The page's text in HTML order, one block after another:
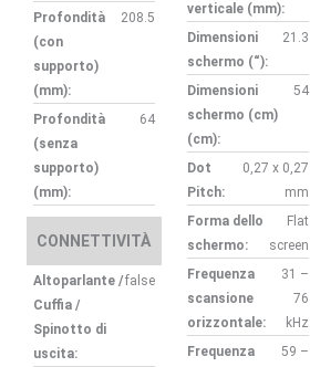
Profondità
(con
supporto)
(mm):
208.5
Profondità
(senza
supporto)
(mm):
64
CONNETTIVITÀ
Altoparlante /
Cuffia /
Spinotto di
uscita:
false
verticale (mm):
Dimensioni
schermo (“):
21.3
Dimensioni
schermo (cm)
(cm):
54
Dot
Pitch:
0,27 x 0,27
mm
Forma dello
schermo:
Flat
screen
Frequenza
scansione
orizzontale:
31 –
76
kHz
Frequenza
59 –